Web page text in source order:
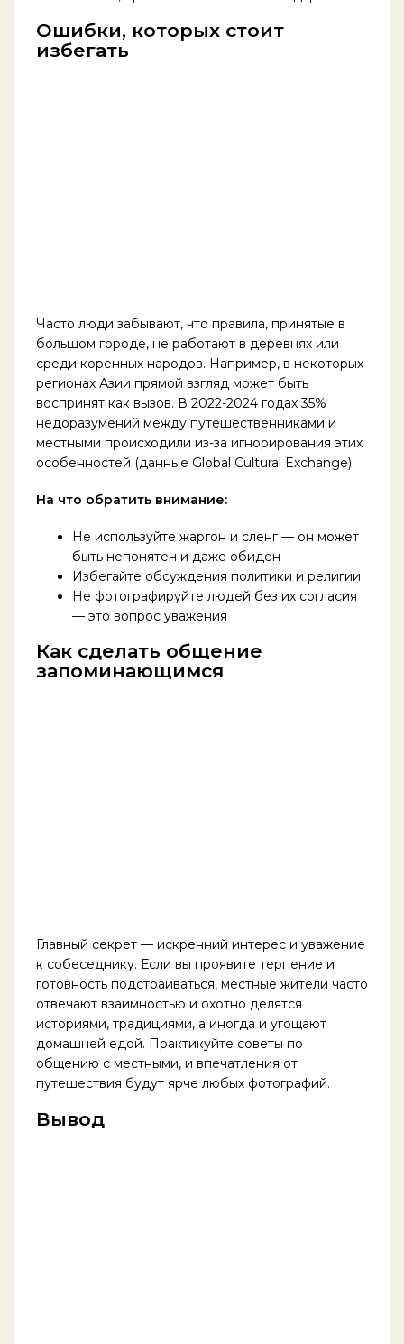
Ошибки, которых стоит
избегать
Часто люди забывают, что правила, принятые в
большом городе, не работают в деревнях или
среди коренных народов. Например, в некоторых
регионах Азии прямой взгляд может быть
воспринят как вызов. В 2022-2024 годах 35%
недоразумений между путешественниками и
местными происходили из-за игнорирования этих
особенностей (данные Global Cultural Exchange).
На что обратить внимание:
Не используйте жаргон и сленг — он может
быть непонятен и даже обиден
Избегайте обсуждения политики и религии
Не фотографируйте людей без их согласия
— это вопрос уважения
Как сделать общение
запоминающимся
Главный секрет — искренний интерес и уважение
к собеседнику. Если вы проявите терпение и
готовность подстраиваться, местные жители часто
отвечают взаимностью и охотно делятся
историями, традициями, а иногда и угощают
домашней едой. Практикуйте советы по
общению с местными, и впечатления от
путешествия будут ярче любых фотографий.
Вывод